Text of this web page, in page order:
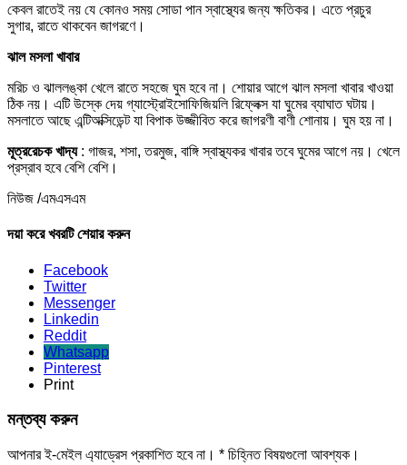
কেবল রাতেই নয় যে কোনও সময় সোডা পান স্বাস্থ্যের জন্য ক্ষতিকর। এতে প্রচুর
সুগার, রাতে থাকবেন জাগরণে।
ঝাল মসলা খাবার
মরিচ ও ঝাললঙ্কা খেলে রাতে সহজে ঘুম হবে না। শোয়ার আগে ঝাল মসলা খাবার খাওয়া
ঠিক নয়। এটি উস্কে দেয় গ্যাস্ট্রোইসোফিজিয়লি রিফ্লেক্স যা ঘুমের ব্যাঘাত ঘটায়।
মসলাতে আছে এন্টিঅক্সিডেন্ট যা বিপাক উজ্জীবিত করে জাগরণী বাণী শোনায়। ঘুম হয় না।
মূত্ররেচক খাদ্য: গাজর, শসা, তরমুজ, বাঙ্গি স্বাস্থ্যকর খাবার তবে ঘুমের আগে নয়। খেলে
প্রস্রাব হবে বেশি বেশি।
নিউজ /এমএসএম
দয়া করে খবরটি শেয়ার করুন
Facebook
Twitter
Messenger
Linkedin
Reddit
Whatsapp
Pinterest
Print
মন্তব্য করুন
আপনার ই-মেইল এ্যাড্রেস প্রকাশিত হবে না। * চিহ্নিত বিষয়গুলো আবশ্যক।